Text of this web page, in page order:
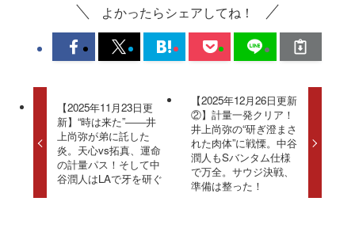
よかったらシェアしてね！
【2025年11月23日更
新】“時は来た”――井
上尚弥が弟に託した
炎。天心vs拓真、運命
の計量パス！そして中
谷潤人はLAで牙を研ぐ
【2025年12月26日更新
②】計量一発クリア！
井上尚弥の“研ぎ澄まさ
れた肉体”に戦慄。中谷
潤人もSバンタム仕様
で万全。サウジ決戦、
準備は整った！